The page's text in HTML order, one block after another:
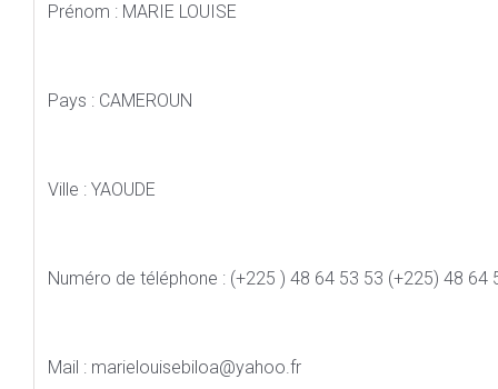
Prénom : MARIE LOUISE
Pays : CAMEROUN
Ville : YAOUDE
Numéro de téléphone : (+225 ) 48 64 53 53 (+225) 48 64
Mail : marielouisebiloa@yahoo.fr